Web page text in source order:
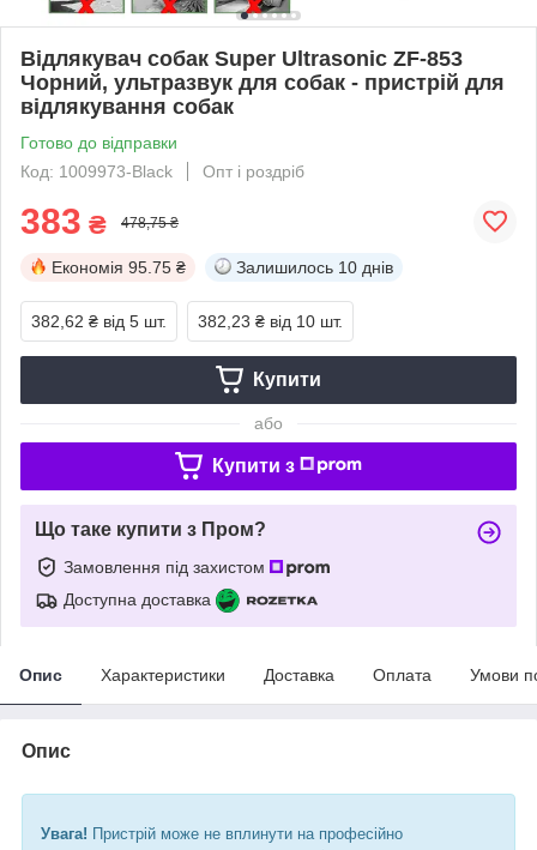
Відлякувач собак Super Ultrasonic ZF-853
Чорний, ультразвук для собак - пристрій для
відлякування собак
Готово до відправки
Код: 1009973-Black
Опт і роздріб
383 ₴ 478,75 ₴
Економія 95.75 ₴ Залишилось 10 днів
382,62 ₴ від 5 шт. 382,23 ₴ від 10 шт.
Купити
або
Купити з
Що таке купити з Пром?
Замовлення під захистом
Доступна доставка
Опис Характеристики Доставка Оплата Умови
Опис
Увага! Пристрій може не вплинути на професійно